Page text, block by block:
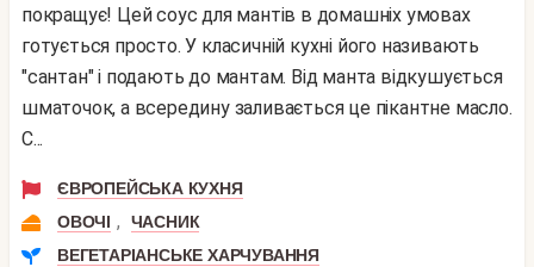
покращує! Цей соус для мантів в домашніх умовах
готується просто. У класичній кухні його називають
"сантан" і подають до мантам. Від манта відкушується
шматочок, а всередину заливається це пікантне масло.
С...
ЄВРОПЕЙСЬКА КУХНЯ
ОВОЧІ ,
ЧАСНИК
ВЕГЕТАРІАНСЬКЕ ХАРЧУВАННЯ